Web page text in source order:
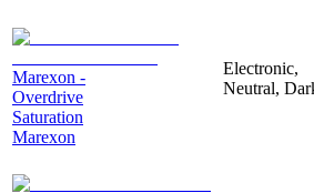
Marexon -
Overdrive
Saturation
Marexon
Electronic,
Neutral,